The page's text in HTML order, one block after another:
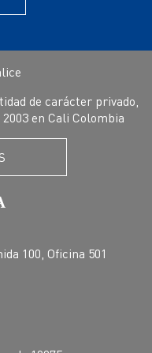
de carácter privado,
en Cali Colombia
100, Oficina 501